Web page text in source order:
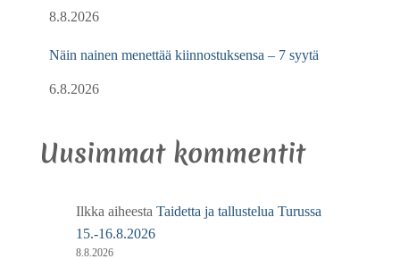
8.8.2026
Näin nainen menettää kiinnostuksensa – 7 syytä
6.8.2026
Uusimmat kommentit
Ilkka aiheesta Taidetta ja tallustelua Turussa
15.-16.8.2026
8.8.2026